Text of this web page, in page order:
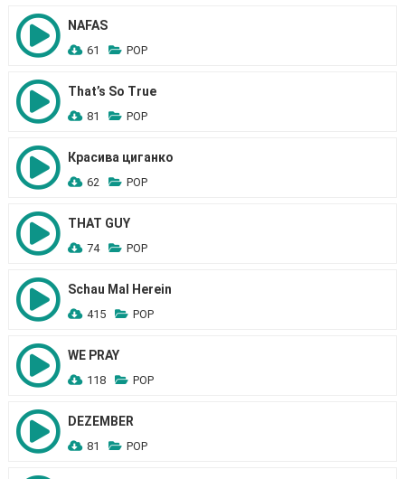
NAFAS
61 POP
That’s So True
81 POP
Красива циганко
62 POP
THAT GUY
74 POP
Schau Mal Herein
415 POP
WE PRAY
118 POP
DEZEMBER
81 POP